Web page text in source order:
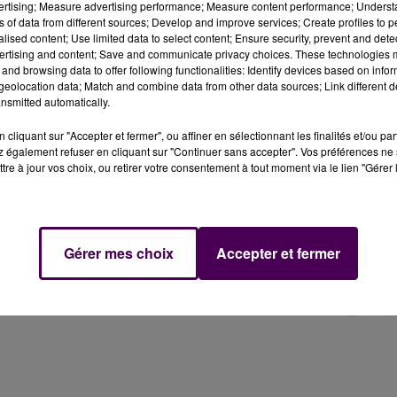
de ce seul samedi 24 juin, ce sont plus de 12
différents secteurs du département.
3,5 hectares de blé ont été la proie des flammes en
soirée. A Parigné-l’Evêque, les pompiers ont été
récoltes ont brûlé ainsi qu’une moissonneuse-batteuse.
en-Champagne : intervention de quatre centres
détruit 2 hectares de récoltes. De moindre ampleur,
à hauteur de Pontvallain, en deux zones du lieu-dit de
Measure advertising performance; Measure content performance;
of data from different sources; Develop and improve services; Create profiles to
content; Use limited data to select content; Ensure security, prevent and
and content; Save and communicate privacy choices. These technologies
browsing data to offer following functionalities: Identify devices based on
data; Match and combine data from other data sources; Link different
automatically.
cliquant sur "Accepter et fermer", ou affiner en sélectionnant les finalités et/ou
également refuser en cliquant sur "Continuer sans accepter". Vos préférences
à jour vos choix, ou retirer votre consentement à tout moment via le lien
Gérer mes choix Accepter et fermer